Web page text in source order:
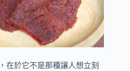
在於它不是那種讓人想立刻